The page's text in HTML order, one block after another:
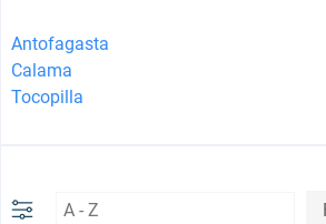
Antofagasta
Calama
Tocopilla